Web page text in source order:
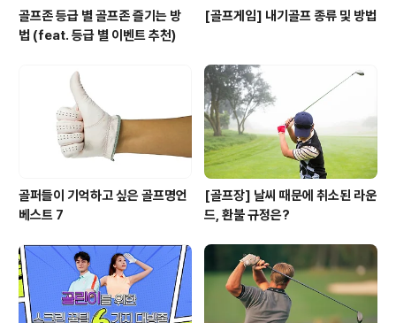
골프존 등급 별 골프존 즐기는 방
법 (feat. 등급 별 이벤트 추천)
[골프게임] 내기골프 종류 및 방법
골퍼들이 기억하고 싶은 골프명언
베스트 7
[골프장] 날씨 때문에 취소된 라운
드, 환불 규정은?